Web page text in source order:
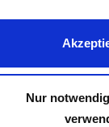
Nur
KÄUFER &